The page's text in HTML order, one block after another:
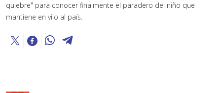
quiebre" para conocer finalmente el paradero del niño que
mantiene en vilo al país.